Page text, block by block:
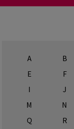
A B
E
F
I
J
M
N
Q
R